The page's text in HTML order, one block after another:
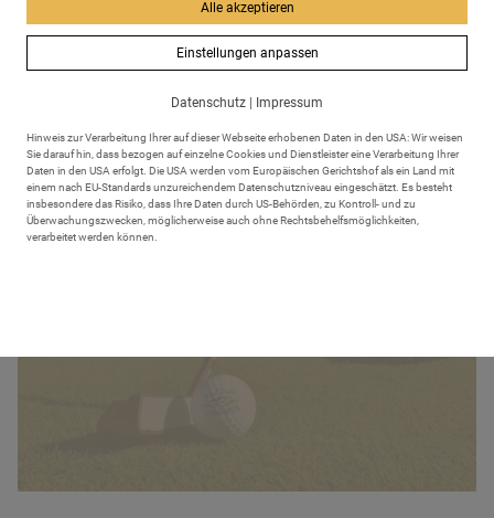
Golfen
Alle akzeptieren
Einstellungen anpassen
Datenschutz Impressum
Hinweis zur Verarbeitung Ihrer auf dieser Webseite erhobenen Daten in den USA: Wir weisen
Sie darauf hin, dass bezogen auf einzelne Cookies und Dienstleister eine Verarbeitung Ihrer
Daten in den USA erfolgt. Die USA werden vom Europäischen Gerichtshof als ein Land mit
einem nach EU-Standards unzureichendem Datenschutzniveau eingeschätzt. Es besteht
insbesondere das Risiko, dass Ihre Daten durch US-Behörden, zu Kontroll- und zu
Überwachungszwecken, möglicherweise auch ohne Rechtsbehelfsmöglichkeiten,
verarbeitet werden können.